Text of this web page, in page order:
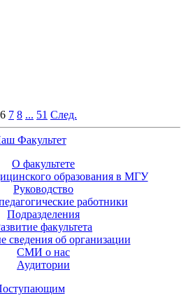
6 7 8 ... 51 След.
Факультет
О факультете
образования в МГУ
Руководство
работники
Подразделения
факультета
сведения об организации
СМИ о нас
Аудитории